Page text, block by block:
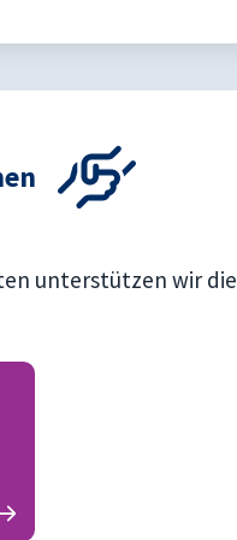
unterstützen wir die